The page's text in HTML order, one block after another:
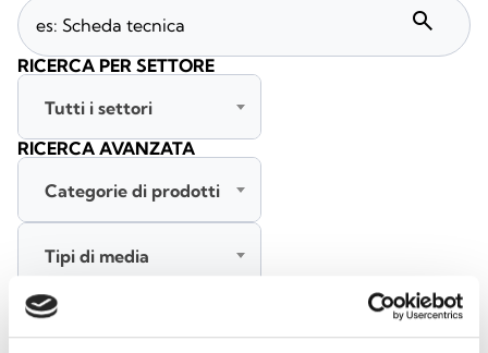
search
RICERCA PER SETTORE
Tutti i settori
RICERCA AVANZATA
Categorie di prodotti
Tipi di media
Tutte le lingue